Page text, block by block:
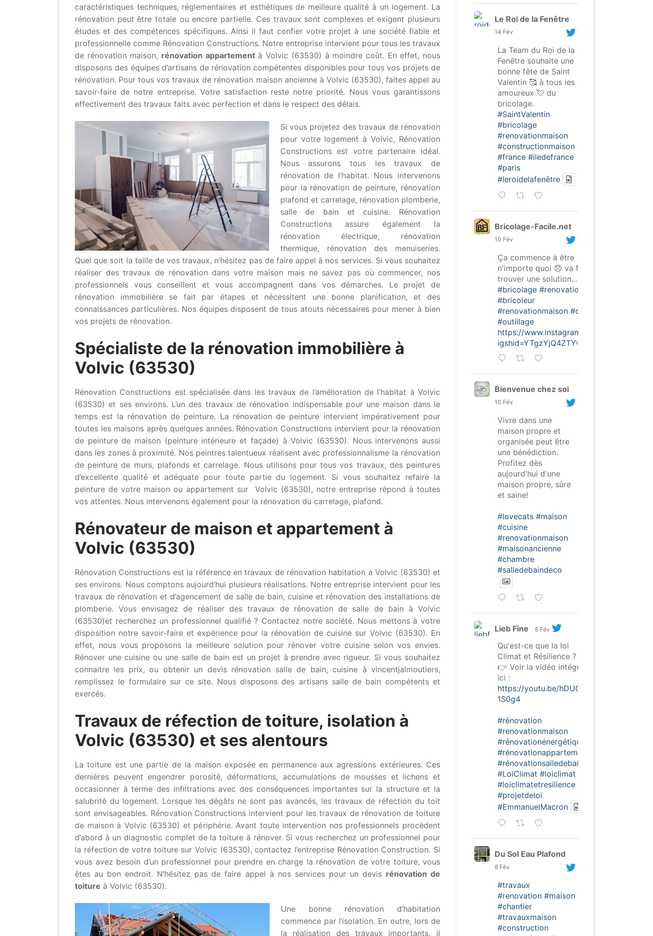
caractéristiques techniques, réglementaires et esthétiques de meilleure qualité à un logement. La
rénovation peut être totale ou encore partielle. Ces travaux sont complexes et exigent plusieurs
études et des compétences spécifiques. Ainsi il faut confier votre projet à une société fiable et
professionnelle comme Rénovation Constructions. Notre entreprise intervient pour tous les travaux
de rénovation maison, rénovation appartementà Volvic (63530) à moindre coût. En effet, nous
disposons des équipes d’artisans de rénovation compétentes disponibles pour tous vos projets de
rénovation. Pour tous vos travaux de rénovation maison ancienne à Volvic (63530), faites appel au
savoir-faire de notre entreprise. Votre satisfaction reste notre priorité. Nous vous garantissons
effectivement des travaux faits avec perfection et dans le respect des délais.
Si vous projetez des travaux de rénovation
pour votre logement à Volvic, Rénovation
Constructions est votre partenaire idéal.
Nous assurons tous les travaux de
rénovation de l’habitat. Nous intervenons
pour la rénovation de peinture, rénovation
plafond et carrelage, rénovation plomberie,
salle de bain et cuisine. Rénovation
Constructions assure également la
rénovation électrique, rénovation
thermique, rénovation des menuiseries.
Quel que soit la taille de vos travaux, n’hésitez pas de faire appel à nos services. Si vous souhaitez
réaliser des travaux de rénovation dans votre maison mais ne savez pas où commencer, nos
professionnels vous conseillent et vous accompagnent dans vos démarches. Le projet de
rénovation immobilière se fait par étapes et nécessitent une bonne planification, et des
connaissances particulières. Nos équipes disposent de tous atouts nécessaires pour mener à bien
vos projets de rénovation.
Spécialiste de la rénovation immobilière à
Volvic (63530)
Rénovation Constructions est spécialisée dans les travaux de l’amélioration de l’habitat à Volvic
(63530) et ses environs. L’un des travaux de rénovation indispensable pour une maison dans le
temps est la rénovation de peinture. La rénovation de peinture intervient impérativement pour
toutes les maisons après quelques années. Rénovation Constructions intervient pour la rénovation
de peinture de maison (peinture intérieure et façade) à Volvic (63530). Nous intervenons aussi
dans les zones à proximité. Nos peintres talentueux réalisent avec professionnalisme la rénovation
de peinture de murs, plafonds et carrelage. Nous utilisons pour tous vos travaux, des peintures
d’excellente qualité et adéquate pour toute partie du logement. Si vous souhaitez refaire la
peinture de votre maison ou appartement sur Volvic (63530), notre entreprise répond à toutes
vos attentes. Nous intervenons également pour la rénovation du carrelage, plafond.
Rénovateur de maison et appartement à
Volvic (63530)
Rénovation Constructions est la référence en travaux de rénovation habitation à Volvic (63530) et
ses environs. Nous comptons aujourd’hui plusieurs réalisations. Notre entreprise intervient pour les
travaux de rénovation et d’agencement de salle de bain, cuisine et rénovation des installations de
plomberie. Vous envisagez de réaliser des travaux de rénovation de salle de bain à Volvic
(63530)et recherchez un professionnel qualifié ? Contactez notre société. Nous mettons à votre
disposition notre savoir-faire et expérience pour la rénovation de cuisine sur Volvic (63530). En
effet, nous vous proposons la meilleure solution pour rénover votre cuisine selon vos envies.
Rénover une cuisine ou une salle de bain est un projet à prendre avec rigueur. Si vous souhaitez
connaitre les prix, ou obtenir un devis rénovation salle de bain, cuisine à vincentjalmoutiers,
remplissez le formulaire sur ce site. Nous disposons des artisans salle de bain compétents et
exercés.
Travaux de réfection de toiture, isolation à
Volvic (63530) et ses alentours
La toiture est une partie de la maison exposée en permanence aux agressions extérieures. Ces
dernières peuvent engendrer porosité, déformations, accumulations de mousses et lichens et
occasionner à terme des infiltrations avec des conséquences importantes sur la structure et la
salubrité du logement. Lorsque les dégâts ne sont pas avancés, les travaux de réfection du toit
sont envisageables. Rénovation Constructions intervient pour les travaux de rénovation de toiture
de maison à Volvic (63530) et périphérie. Avant toute intervention nos professionnels procèdent
d’abord à un diagnostic complet de la toiture à rénover. Si vous recherchez un professionnel pour
la réfection de votre toiture sur Volvic (63530), contactez l’entreprise Rénovation Construction. Si
vous avez besoin d’un professionnel pour prendre en charge la rénovation de votre toiture, vous
êtes au bon endroit. N’hésitez pas de faire appel à nos services pour un devis rénovation de
toiture à Volvic (63530).
Une bonne rénovation d’habitation
commence par l’isolation. En outre, lors de
la réalisation des travaux importants, il
Le Roi de la Fenêtre
14 Fév
La Team du Roi de la
Fenêtre souhaite une
bonne fête de Saint
Valentin 🥰 à tous les
amoureux 💘 du
bricolage.
#SaintValentin
#bricolage
#renovationmaison
#constructionmaison
#france #iledefrance
#paris
#leroidelafenêtre
Bricolage-Facile.net
10 Fév
Ça commence à être
n'importe quoi 😞 va falloir
trouver une solution...
#bricolage #renovation
#bricoleur
#renovationmaison #outils
#outillage
https://www.instagram.com/p/
igshid=YTgzYjQ4ZTY=
Bienvenue chez soi
10 Fév
Vivre dans une
maison propre et
organisée peut être
une bénédiction.
Profitez dès
aujourd'hui d'une
maison propre, sûre
et saine!
#lovecats #maison
#cuisine
#renovationmaison
#maisonancienne
#chambre
#salledebaindeco
Lieb Fine 8 Fév
Qu'est-ce que la loi
Climat et Résilience ?
👉 Voir la vidéo intégrale
ici :
https://youtu.be/hDUGW-
1S0g4
#rénovation
#renovationmaison
#rénovationénergétique
#rénovationappartement
#rénovationsalledebain
#LoiClimat #loiclimat
#loiclimatetresilience
#projetdeloi
#EmmanuelMacron
Du Sol Eau Plafond
8 Fév
#travaux
#renovation #maison
#chantier
#travauxmaison
#construction